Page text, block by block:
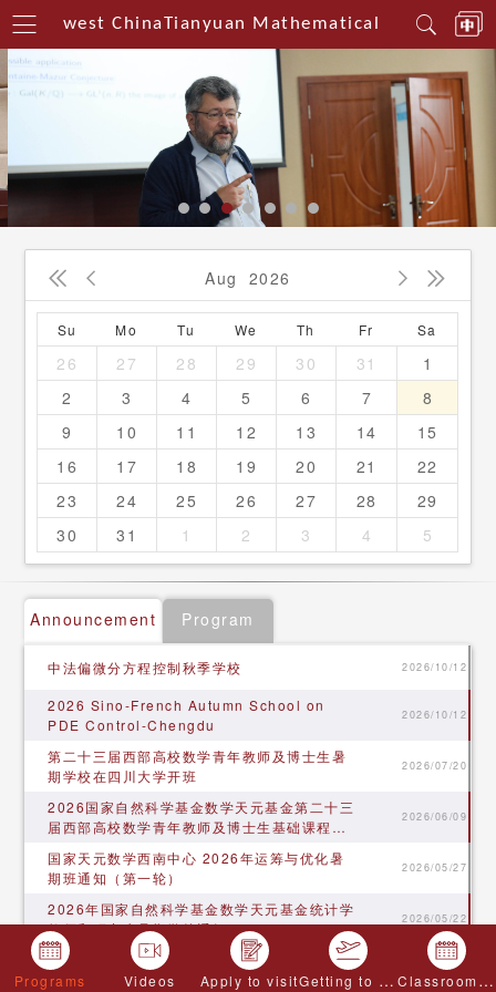
ChinaTianyuan Mathematical Centerin
Programs Videos Apply to visit Getting to Chengdu Classroom application
  Aug 2026  
Su Mo Tu We Th Fr Sa
26 27 28 29 30 31
1
2
3 4 5 6 7
8
9
10 11 12 13 14
15
16
17 18 19 20 21
22
23
24 25 26 27 28
29
30
31 1 2 3 4 5
Announcement Program
中法偏微分方程控制秋季学校 2026/10/12
2026 Sino-French Autumn School on
PDE Control-Chengdu
2026/10/12
第二十三届西部高校数学青年教师及博士生暑
期学校在四川大学开班
2026/07/20
​2026国家自然科学基金数学天元基金第二十三
届西部高校数学青年教师及博士生基础课程暑
2026/06/09
国家天元数学西南中心 2026年运筹与优化暑
期班通知（第一轮）
2026/05/27
​2026年国家自然科学基金数学天元基金统计学
教师和研究生暑期学校通知
2026/05/22
“天元数学前沿重点专项项目：障碍型自由边界
问题” 项目启动会顺利召开
2026/05/12